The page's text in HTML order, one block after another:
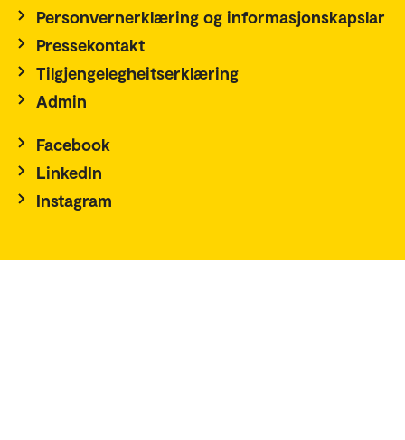
Personvernerklæring og informasjonskapslar
Pressekontakt
Tilgjengelegheitserklæring
Admin
Facebook
LinkedIn
Instagram